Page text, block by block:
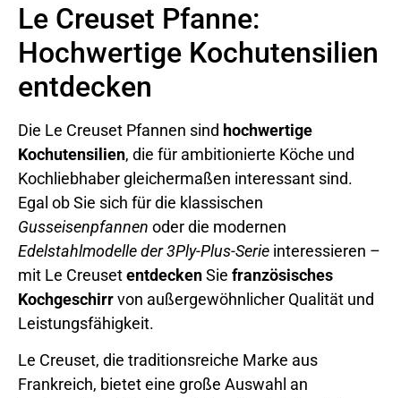
Le Creuset Pfanne:
Hochwertige Kochutensilien
entdecken
Die Le Creuset Pfannen sind hochwertige
Kochutensilien, die für ambitionierte Köche und
Kochliebhaber gleichermaßen interessant sind.
Egal ob Sie sich für die klassischen
Gusseisenpfannen oder die modernen
Edelstahlmodelle der 3Ply-Plus-Serie interessieren –
mit Le CreusetentdeckenSie französisches
Kochgeschirrvon außergewöhnlicher Qualität und
Leistungsfähigkeit.
Le Creuset, die traditionsreiche Marke aus
Frankreich, bietet eine große Auswahl an